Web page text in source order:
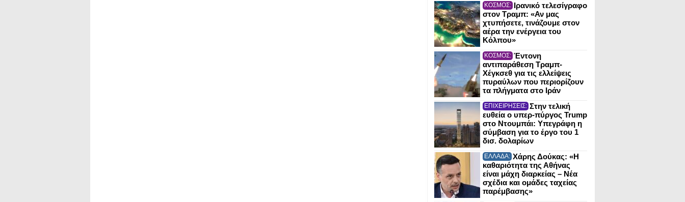
ΚΟΣΜΟΣ: Ιρανικό τελεσίγραφο
στον Τραμπ: «Αν μας
χτυπήσετε, τινάζουμε στον
αέρα την ενέργεια του
Κόλπου»
ΚΟΣΜΟΣ: Έντονη
αντιπαράθεση Τραμπ-
Χέγκσεθ για τις ελλείψεις
πυραύλων που περιορίζουν
τα πλήγματα στο Ιράν
ΕΠΙΧΕΙΡΗΣΕΙΣ: Στην τελική
ευθεία ο υπερ-πύργος Trump
στο Ντουμπάι: Υπεγράφη η
σύμβαση για το έργο του 1
δισ. δολαρίων
ΕΛΛΑΔΑ: Χάρης Δούκας: «Η
καθαριότητα της Αθήνας
είναι μάχη διαρκείας – Νέα
σχέδια και ομάδες ταχείας
παρέμβασης»